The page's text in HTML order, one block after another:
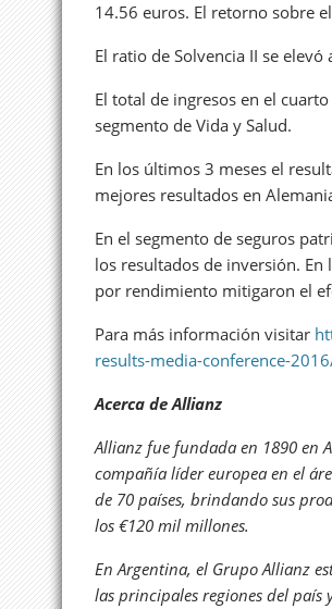
14.56 euros. El retorno sobre
El ratio de Solvencia II se
El total de ingresos en el
segmento de Vida y Salud.
En los últimos 3 meses el
mejores resultados en
En el segmento de seguros
los resultados de inversión.
por rendimiento mitigaron el
Para más información visitar
results-media-conference-
Acerca de Allianz
Allianz fue fundada en 1890 en
compañía líder europea en el
de 70 países, brindando sus
los €120 mil millones.
En Argentina, el Grupo Allianz
las principales regiones del